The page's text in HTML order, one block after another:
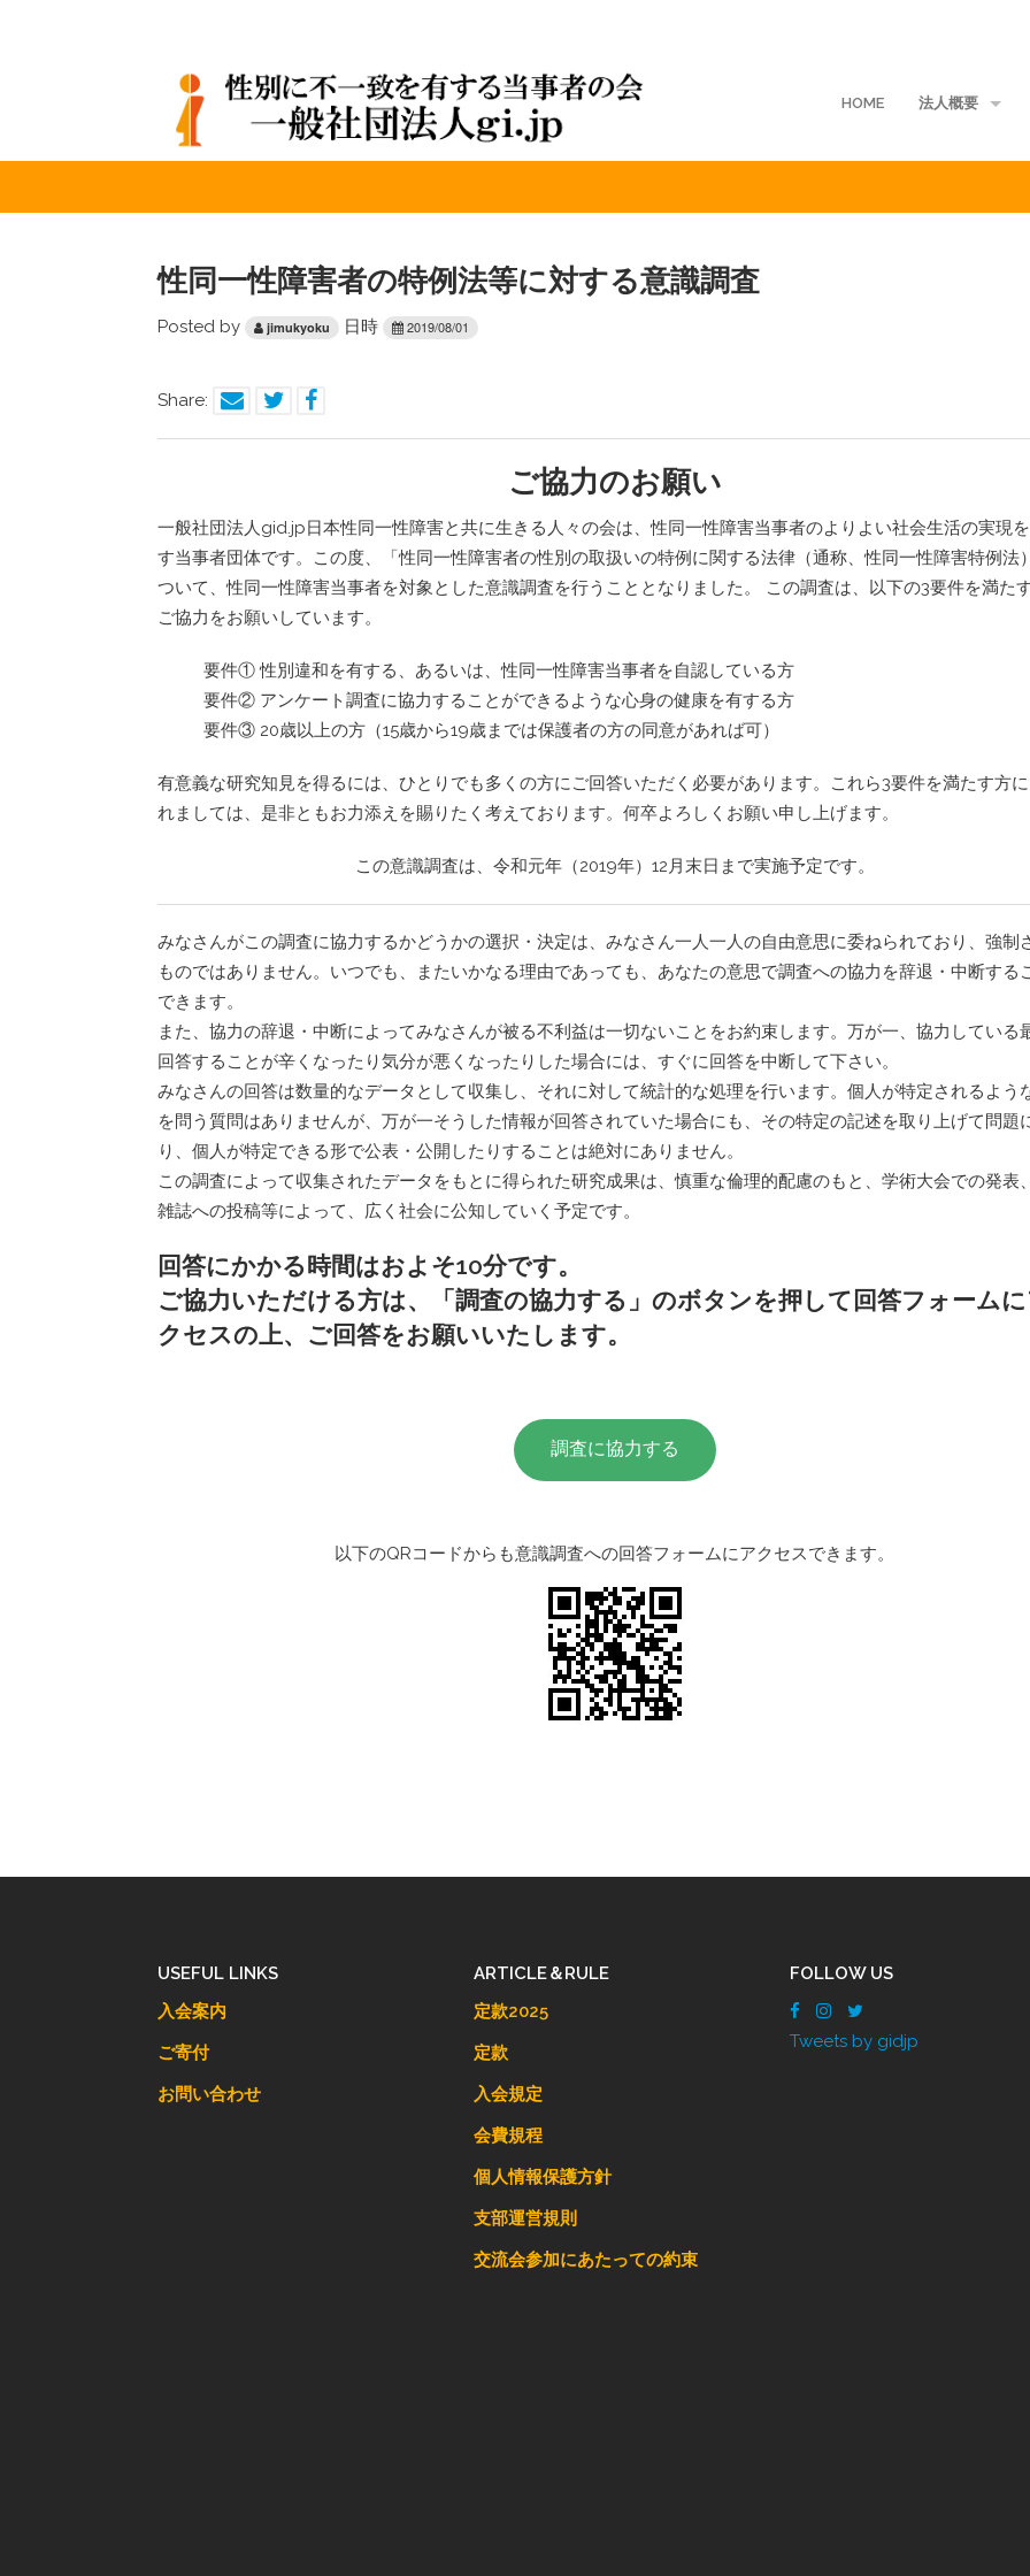
HOME 法人概要
支部運営規則
交流会参加にあた
性同一性障害者の特例法等に対する意識調査
Posted by jimukyoku 日時 2019/08/01
Share:
ご協力のお願い
一般社団法人gid.jp日本性同一性障害と共に生きる人々の会は、性同一性障害当事者のよりよい社会生活の実現
す当事者団体です。この度、「性同一性障害者の性別の取扱いの特例に関する法律（通称、性同一性障害特例法
ついて、性同一性障害当事者を対象とした意識調査を行うこととなりました。 この調査は、以下の3要件を満た
ご協力をお願いしています。
要件① 性別違和を有する、あるいは、性同一性障害当事者を自認している方
要件② アンケート調査に協力することができるような心身の健康を有する方
要件③ 20歳以上の方（15歳から19歳までは保護者の方の同意があれば可）
有意義な研究知見を得るには、ひとりでも多くの方にご回答いただく必要があります。これら3要件を満たす方
れましては、是非ともお力添えを賜りたく考えております。何卒よろしくお願い申し上げます。
この意識調査は、令和元年（2019年）12月末日まで実施予定です。
みなさんがこの調査に協力するかどうかの選択・決定は、みなさん一人一人の自由意思に委ねられており、強制
ものではありません。いつでも、またいかなる理由であっても、あなたの意思で調査への協力を辞退・中断する
できます。
また、協力の辞退・中断によってみなさんが被る不利益は一切ないことをお約束します。万が一、協力している
回答することが辛くなったり気分が悪くなったりした場合には、すぐに回答を中断して下さい。
みなさんの回答は数量的なデータとして収集し、それに対して統計的な処理を行います。個人が特定されるよう
を問う質問はありませんが、万が一そうした情報が回答されていた場合にも、その特定の記述を取り上げて問題
り、個人が特定できる形で公表・公開したりすることは絶対にありません。
この調査によって収集されたデータをもとに得られた研究成果は、慎重な倫理的配慮のもと、学術大会での発表
雑誌への投稿等によって、広く社会に公知していく予定です。
回答にかかる時間はおよそ10分です。
ご協力いただける方は、「調査の協力する」のボタンを押して回答フォーム
クセスの上、ご回答をお願いいたします。
調査に協力する
以下のQRコードからも意識調査への回答フォームにアクセスできます。
USEFUL LINKS
入会案内
ご寄付
お問い合わせ
ARTICLE＆RULE
定款2025
定款
入会規定
会費規程
個人情報保護方針
支部運営規則
交流会参加にあたっての約束
FOLLOW US
Tweets by gidjp